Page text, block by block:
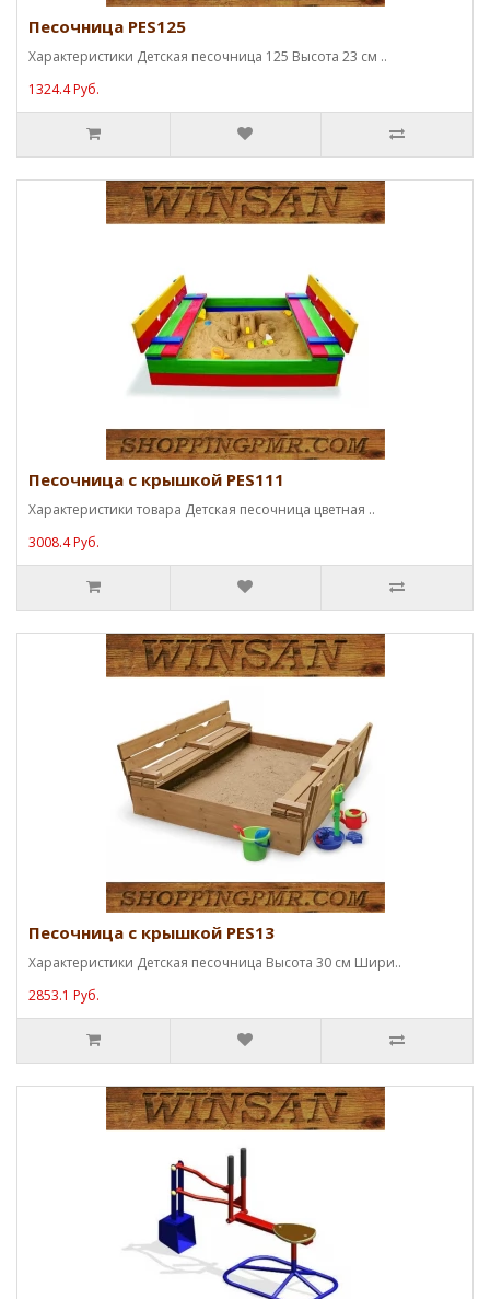
Песочница PES125
Характеристики Детская песочница 125 Высота 23 см ..
1324.4 Руб.
Песочница с крышкой PES111
Характеристики товара Детская песочница цветная ..
3008.4 Руб.
Песочница с крышкой PES13
Характеристики Детская песочница Высота 30 см Шири..
2853.1 Руб.